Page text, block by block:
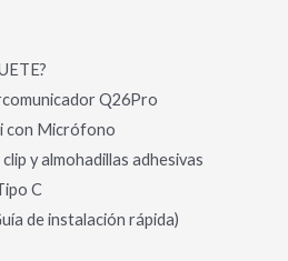
Q26Pro
con Micrófono
y almohadillas adhesivas
C
de instalación rápida)